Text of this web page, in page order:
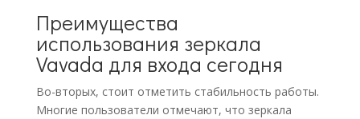
Преимущества
использования зеркала
Vavada для входа сегодня
Во-вторых, стоит отметить стабильность работы.
Многие пользователи отмечают, что зеркала